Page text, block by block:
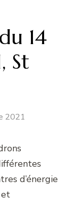
14
St
2021
d’énergie
et